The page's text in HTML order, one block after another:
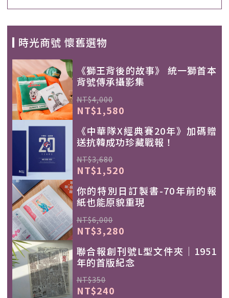
時光商號 懷舊選物
《獅王背後的故事》 統一獅首本
背號傳承攝影集
NT$4,000
NT$1,580
《中華隊X經典賽20年》加碼贈
送抗韓成功珍藏戰報！
NT$3,680
NT$1,520
你的特別日訂製書-70年前的報
紙也能原貌重現
NT$6,000
NT$3,280
聯合報創刊號L型文件夾｜1951
年的首版紀念
NT$350
NT$240